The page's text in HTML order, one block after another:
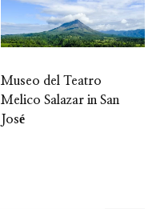
Museo del Teatro
Melico Salazar in San
José